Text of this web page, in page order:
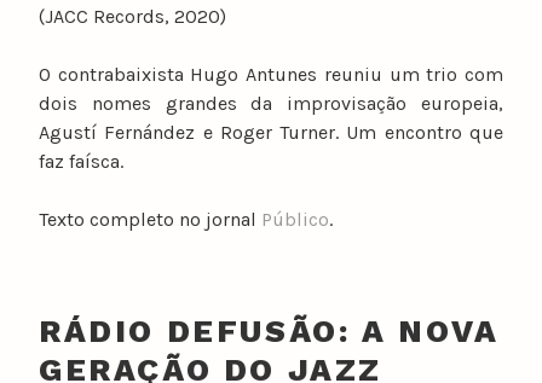
(JACC Records, 2020)
O contrabaixista Hugo Antunes reuniu um trio com
dois nomes grandes da improvisação europeia,
Agustí Fernández e Roger Turner. Um encontro que
faz faísca.
Texto completo no jornal Público.
RÁDIO DEFUSÃO: A NOVA
GERAÇÃO DO JAZZ